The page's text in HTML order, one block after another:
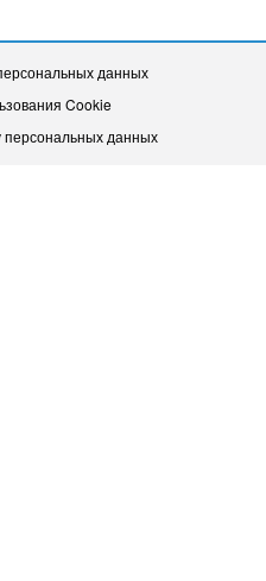
данных
Cookie
персональных данных